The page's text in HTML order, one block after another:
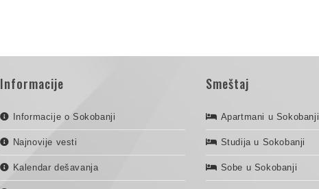
Informacije
Informacije o Sokobanji
Najnovije vesti
Kalendar dešavanja
Smeštaj
Apartmani u Sokobanji
Studija u Sokobanji
Sobe u Sokobanji